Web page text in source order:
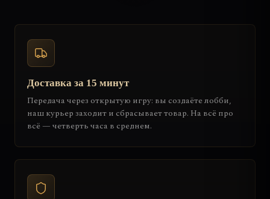
Доставка за 15 минут
Передача через открытую игру: вы создаёте лобби,
наш курьер заходит и сбрасывает товар. На всё про
всё — четверть часа в среднем.